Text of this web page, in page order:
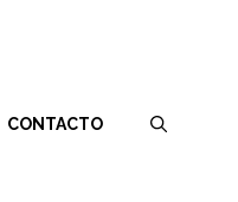
CONTACTO